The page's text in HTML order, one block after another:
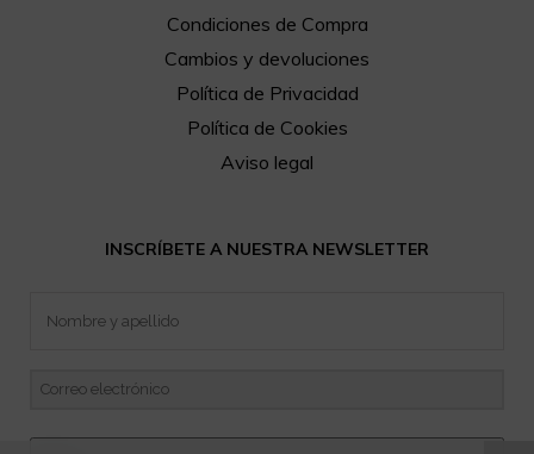
Condiciones de Compra
Cambios y devoluciones
Política de Privacidad
Política de Cookies
Aviso legal
INSCRÍBETE A NUESTRA NEWSLETTER